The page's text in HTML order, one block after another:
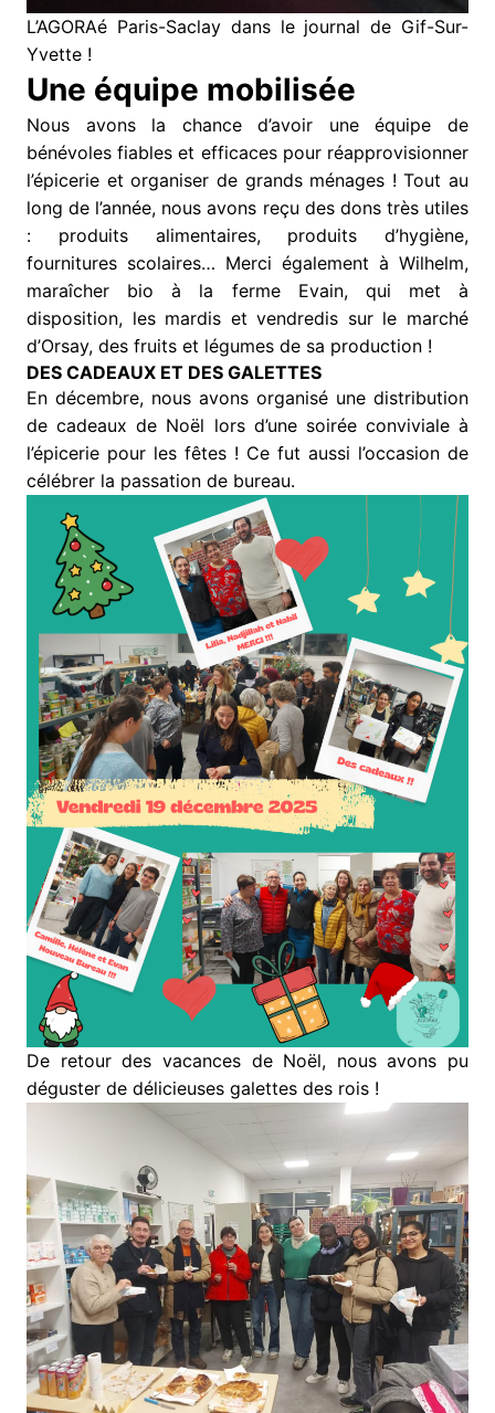
L’AGORAé Paris-Saclay dans le journal de Gif-Sur-
Yvette !
Une équipe mobilisée
Nous avons la chance d’avoir une équipe de
bénévoles fiables et efficaces pour réapprovisionner
l’épicerie et organiser de grands ménages ! Tout au
long de l’année, nous avons reçu des dons très utiles
: produits alimentaires, produits d’hygiène,
fournitures scolaires… Merci également à Wilhelm,
maraîcher bio à la ferme Evain, qui met à
disposition, les mardis et vendredis sur le marché
d’Orsay, des fruits et légumes de sa production !
DES CADEAUX ET DES GALETTES
En décembre, nous avons organisé une distribution
de cadeaux de Noël lors d’une soirée conviviale à
l’épicerie pour les fêtes ! Ce fut aussi l’occasion de
célébrer la passation de bureau.
De retour des vacances de Noël, nous avons pu
déguster de délicieuses galettes des rois !